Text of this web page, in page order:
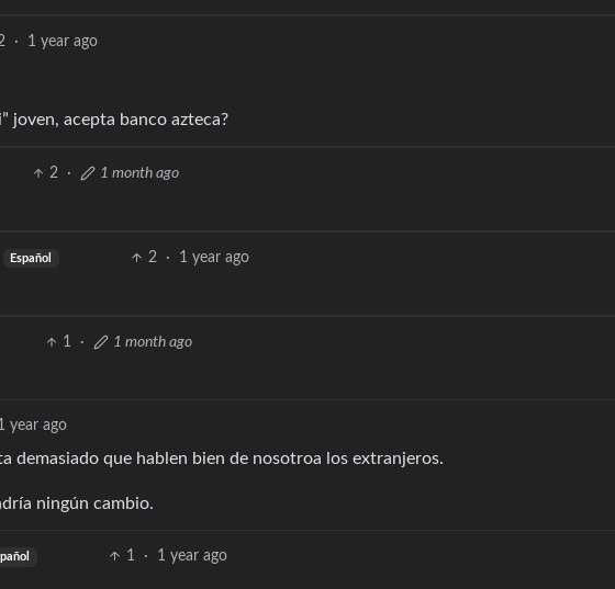
· 1 year ago
joven, acepta banco azteca?
2 · 1 month ago
Español 2 · 1 year ago
1 · 1 month ago
year ago
demasiado que hablen bien de nosotroa los extranjeros.
ningún cambio.
1 · 1 year ago